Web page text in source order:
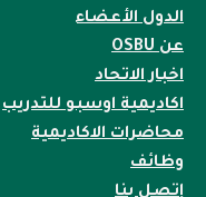
الدول الأعضاء
عن OSBU
اخبار الاتحاد
اكاديمية اوسبو للتدريب
محاضرات الاكاديمية
وظائف
إتصل بنا